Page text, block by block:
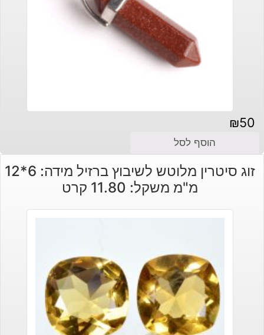
₪50
הוסף לסל
זוג סיטרין מלוטש לשיבוץ ברזיל מידה: 6*12
מ"מ משקל: 11.80 קרט